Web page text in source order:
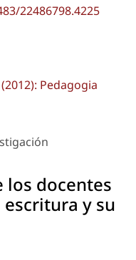
22486798.4225
Pedagogia
los docentes
y su